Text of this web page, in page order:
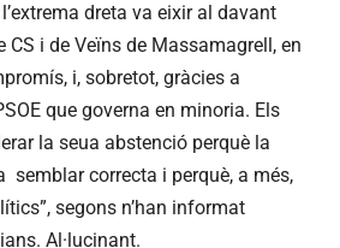
dreta va eixir al davant
CS i de Veïns de Massamagrell, en
i, sobretot, gràcies a
que governa en minoria. Els
la seua abstenció perquè la
semblar correcta i perquè, a més,
segons n’han informat
Al·lucinant.